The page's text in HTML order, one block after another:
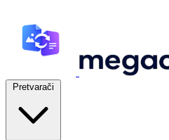
Pretvarači